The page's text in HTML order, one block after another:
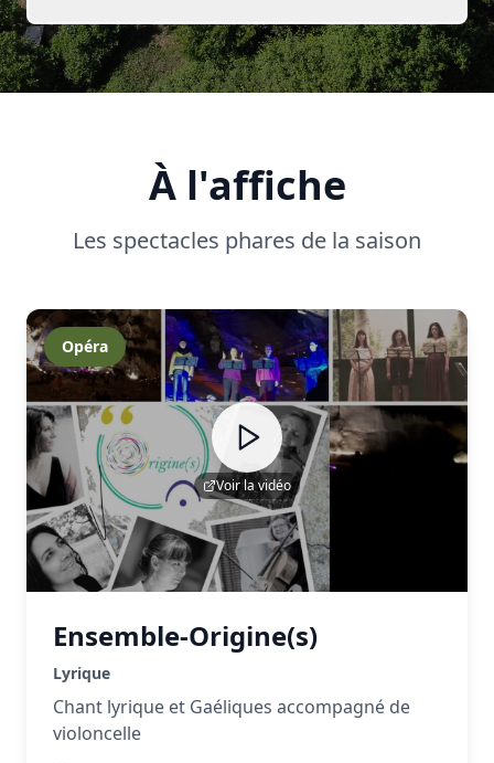
À l'affiche
Les spectacles phares de la saison
Voir la vidéo
Opéra
Ensemble-Origine(s)
Lyrique
Chant lyrique et Gaéliques accompagné de
violoncelle